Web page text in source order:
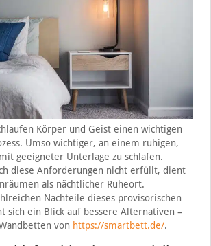
Körper und Geist einen wichtigen
Umso wichtiger, an einem ruhigen,
geeigneter Unterlage zu schlafen.
diese Anforderungen nicht erfüllt, dient
als nächtlicher Ruheort.
Nachteile dieses provisorischen
sich ein Blick auf bessere Alternativen –
von https://smartbett.de/.